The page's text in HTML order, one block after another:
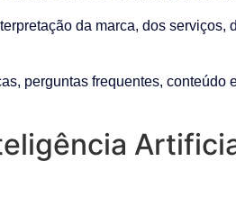
da marca, dos serviços,
perguntas frequentes, conteúdo